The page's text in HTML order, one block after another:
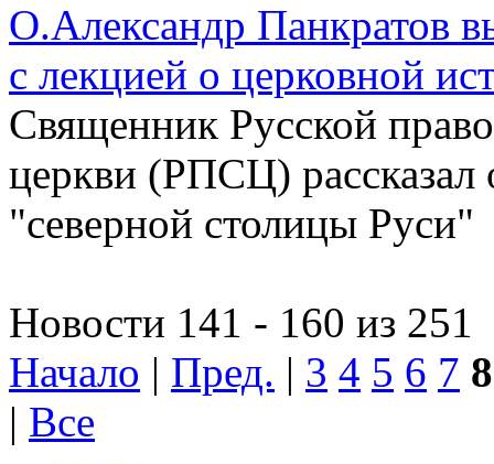
О.Александр Панкратов
с лекцией о церковной
Священник Русской
церкви (РПСЦ) рассказал
"северной столицы Руси"
Новости 141 - 160 из 251
Начало | Пред. | 3 4 5 6 7 8
| Все